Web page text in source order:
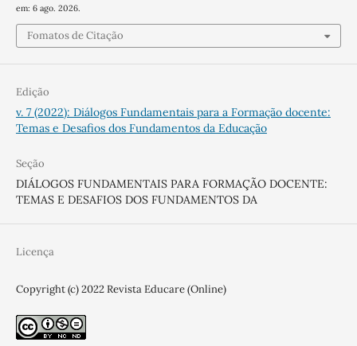
em: 6 ago. 2026.
Fomatos de Citação
Edição
v. 7 (2022): Diálogos Fundamentais para a Formação docente:
Temas e Desafios dos Fundamentos da Educação
Seção
DIÁLOGOS FUNDAMENTAIS PARA FORMAÇÃO DOCENTE:
TEMAS E DESAFIOS DOS FUNDAMENTOS DA
Licença
Copyright (c) 2022 Revista Educare (Online)